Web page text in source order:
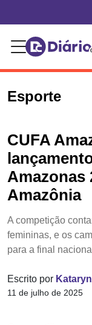
Esporte
CUFA
Amazonas
Amazônia
A competição
femininas, e os
para a final
Escrito por
11 de julho de 2025